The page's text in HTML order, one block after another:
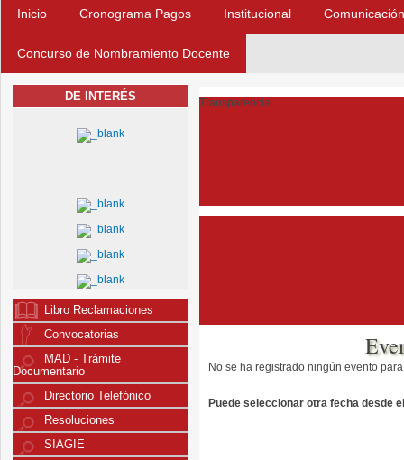
Inicio Cronograma Pagos Institucional Comunicación
Concurso de Nombramiento Docente
DE INTERÉS
Libro Reclamaciones
Convocatorias
MAD - Trámite
Documentario
Directorio Telefónico
Resoluciones
SIAGIE
Transparencia
No se ha registrado ningún evento
Puede seleccionar otra fecha desde